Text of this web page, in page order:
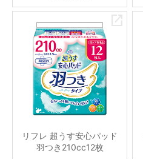
リフレ 超うす安心パッド
羽つき210cc12枚